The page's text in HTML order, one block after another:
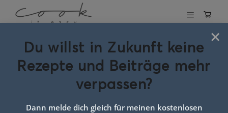
Karfiol-Carbonara mit
gerösteten Mandeln
×
Du willst in Zukunft keine
Rezepte und Beiträge mehr
verpassen?
Dann melde dich gleich für meinen kostenlosen